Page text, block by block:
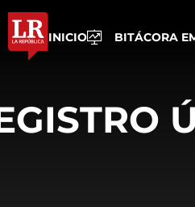
INICIO BITÁCORA